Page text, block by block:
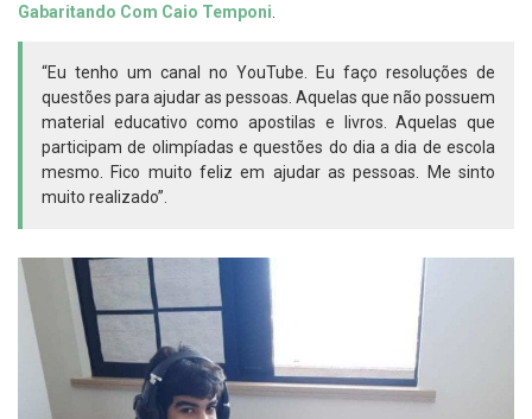
Gabaritando Com Caio Temponi.
“Eu tenho um canal no YouTube. Eu faço resoluções de
questões para ajudar as pessoas. Aquelas que não possuem
material educativo como apostilas e livros. Aquelas que
participam de olimpíadas e questões do dia a dia de escola
mesmo. Fico muito feliz em ajudar as pessoas. Me sinto
muito realizado”.